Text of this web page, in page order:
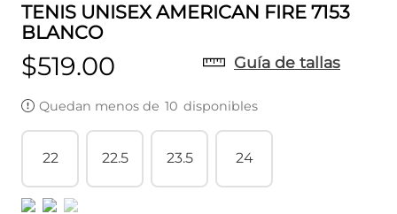
TENIS UNISEX AMERICAN FIRE 7153
BLANCO
$519.00 Guía de tallas
Quedan menos de 10 disponibles
22 22.5 23.5 24